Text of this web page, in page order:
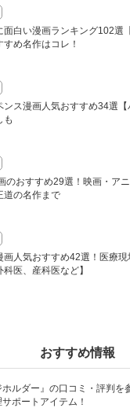
面白い漫画ランキング102選
すめ名作はコレ！
ンス漫画人気おすすめ34選
も
のおすすめ29選！映画・ア
道の名作まで
画人気おすすめ42選！医療
科医、産科医など】
おすすめ情報
ホルダー』の口コミ・評判を
ポートアイテム！